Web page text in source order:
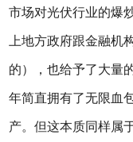
市场对光伏行业的爆
上地方政府跟金融机
的），也给予了大量
年简直拥有了无限血
产。但这本质同样属